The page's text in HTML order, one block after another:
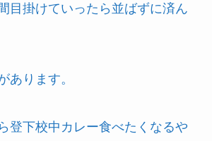
目掛けていったら並ばずに済ん
あります。
登下校中カレー食べたくなるや